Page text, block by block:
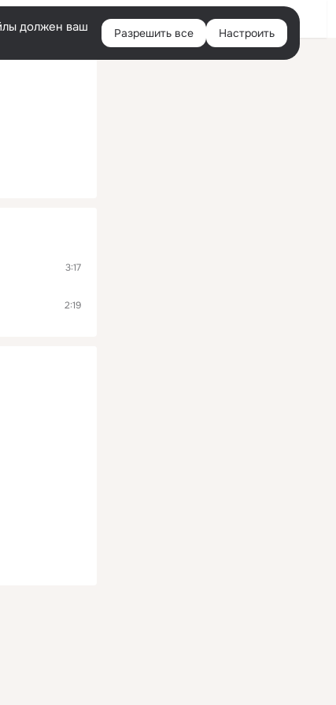
Войти
должен ваш
Разрешить все Настроить
3:17
2:19